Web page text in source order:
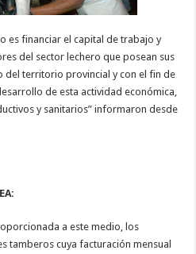
es financiar el capital de trabajo y
del sector lechero que posean sus
del territorio provincial y con el fin de
de esta actividad económica,
y sanitarios” informaron desde
a este medio, los
tamberos cuya facturación mensual